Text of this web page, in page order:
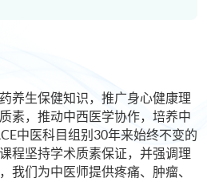
养生保健知识，推广身心健康理
素，推动中西医学协作，培养中
中医科目组别30年来始终不变的
程坚持学术质素保证，并强调理
我们为中医师提供疼痛、肿瘤、